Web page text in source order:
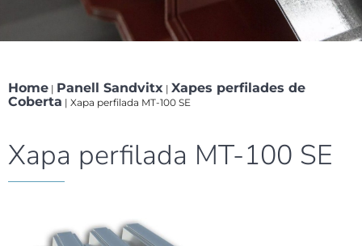
Home | Panell Sandvitx | Xapes perfilades de
Coberta | Xapa perfilada MT-100 SE
Xapa perfilada MT-100 SE